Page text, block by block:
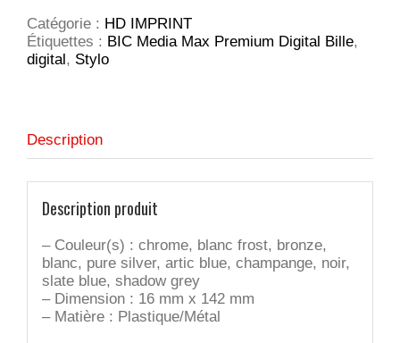
Premium
Digital
Bille
Catégorie : HD IMPRINT
Étiquettes : BIC Media Max Premium Digital Bille,
digital, Stylo
Description
Description produit
– Couleur(s) : chrome, blanc frost, bronze,
blanc, pure silver, artic blue, champange, noir,
slate blue, shadow grey
– Dimension : 16 mm x 142 mm
– Matière : Plastique/Métal